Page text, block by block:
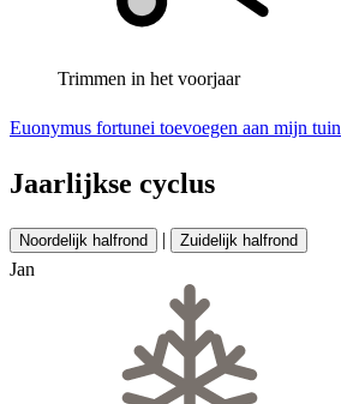
Trimmen in het voorjaar
Euonymus fortunei toevoegen aan mijn tuin
Jaarlijkse cyclus
Noordelijk halfrond | Zuidelijk halfrond
Jan